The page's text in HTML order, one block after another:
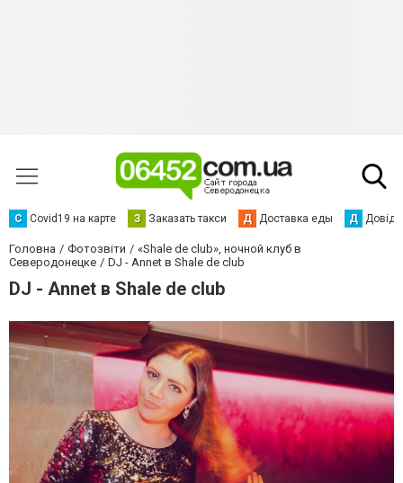
С Сovid19 на карте З Заказать такси Д Доставка еды Д
Головна Фотозвіти
«Shale de club», ночной клуб в
Северодонецке
DJ - Annet в Shale de club
DJ - Annet в Shale de club